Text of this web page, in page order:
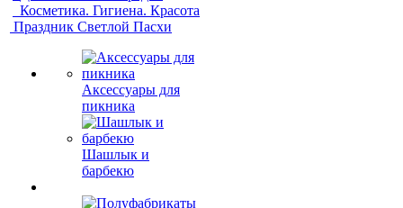
Косметика. Гигиена. Красота
Праздник Светлой Пасхи
Аксессуары для
пикника
Шашлык и
барбекю